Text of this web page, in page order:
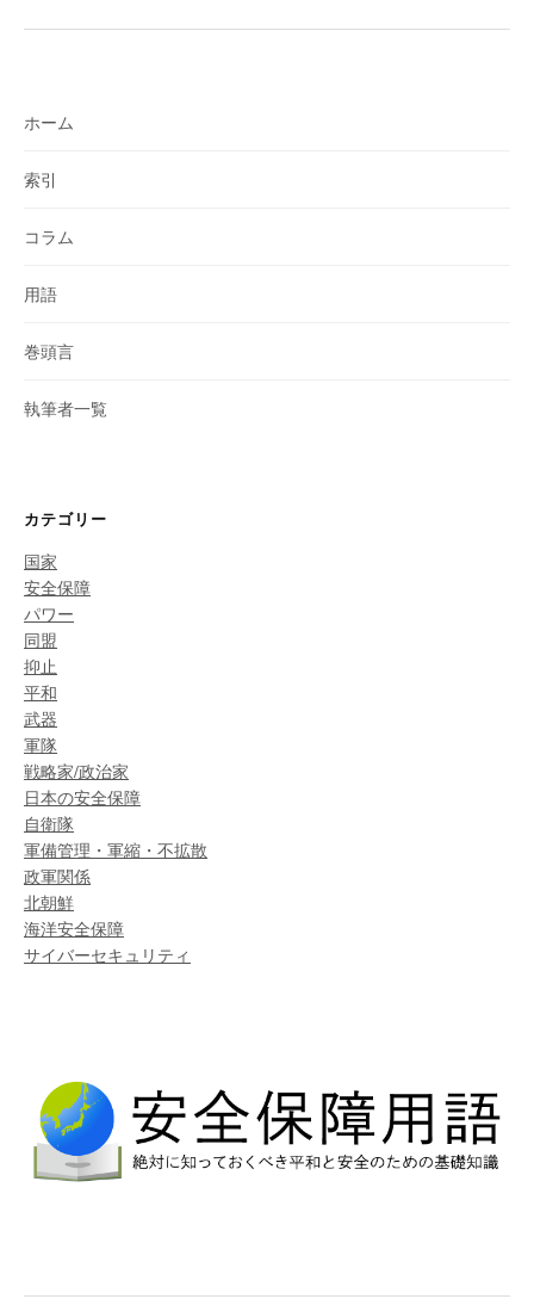
ホーム
索引
コラム
用語
巻頭言
執筆者一覧
カテゴリー
国家
安全保障
パワー
同盟
抑止
平和
武器
軍隊
戦略家/政治家
日本の安全保障
自衛隊
軍備管理・軍縮・不拡散
政軍関係
北朝鮮
海洋安全保障
サイバーセキュリティ